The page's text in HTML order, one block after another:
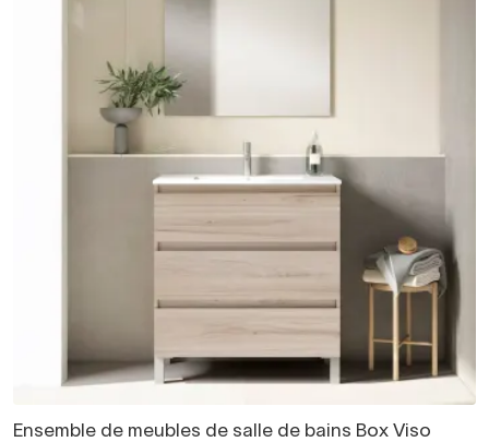
Ensemble de meubles de salle de bains Box Viso